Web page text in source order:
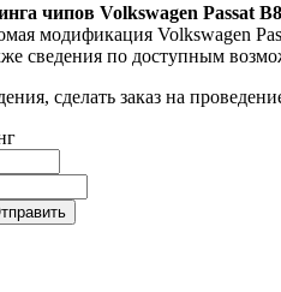
чипов Volkswagen Passat B8
модификация Volkswagen
сведения по доступным
сделать заказ на